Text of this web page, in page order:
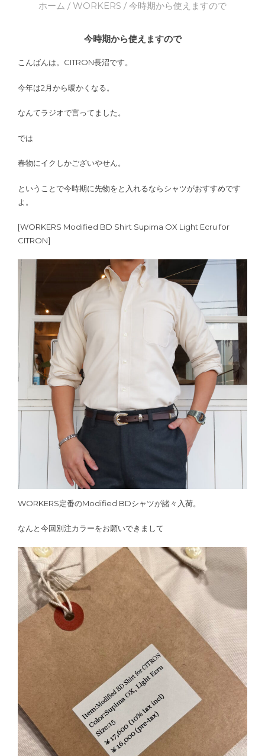
ホーム /WORKERS / 今時期から使えますので
今時期から使えますので
こんばんは。CITRON長沼です。
今年は2月から暖かくなる。
なんてラジオで言ってました。
では
春物にイクしかございやせん。
ということで今時期に先物をと入れるならシャツがおすすめです
よ。
[WORKERS Modified BD Shirt Supima OX Light Ecru for
CITRON]
WORKERS定番のModified BDシャツが諸々入荷。
なんと今回別注カラーをお願いできまして